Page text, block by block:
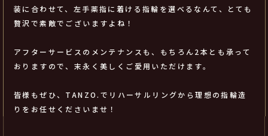
装に合わせて、左手薬指に着ける指輪を選べるなんて、とても
贅沢で素敵でございますよね！
アフターサービスのメンテナンスも、もちろん2本とも承って
おりますので、末永く美しくご愛用いただけます。
皆様もぜひ、TANZO.でリハーサルリングから理想の指輪造
りをお任せくださいませ！